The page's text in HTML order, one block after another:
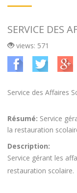
SERVICE DES
views: 571
Service des Affaires
Résumé: Service
la restauration
Description:
Service gérant les
restauration scolaire.